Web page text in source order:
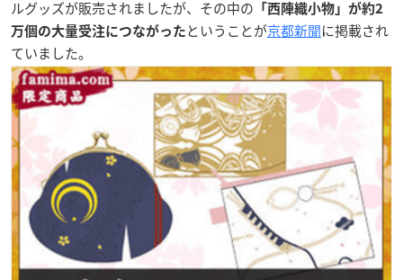
ルグッズが販売されましたが、その中の 「西陣織小物」が約2
万個の大量受注につながった ということが京都新聞に掲載され
ていました。